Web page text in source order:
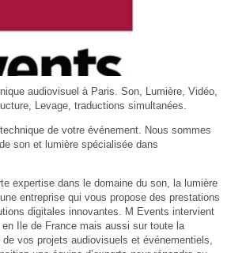
audiovisuel à Paris. Son, Lumière, Vidéo,
Levage, traductions simultanées.
de votre événement. Nous sommes
son et lumière spécialisée dans
expertise dans le domaine du son, la lumière
entreprise qui vous propose des prestations
digitales innovantes. M Events intervient
Ile de France mais aussi sur toute la
vos projets audiovisuels et événementiels,